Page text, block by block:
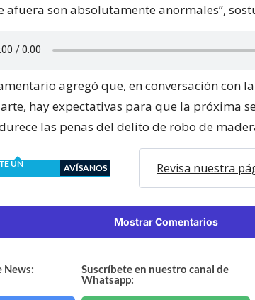
afuera son absolutamente anormales”,
agregó que, en conversación con
hay expectativas para que la próxima
las penas del delito de robo de
UN
AVÍSANOS Revisa nuestra
Mostrar Comentarios
News:
Suscríbete en nuestro canal de
Whatsapp: